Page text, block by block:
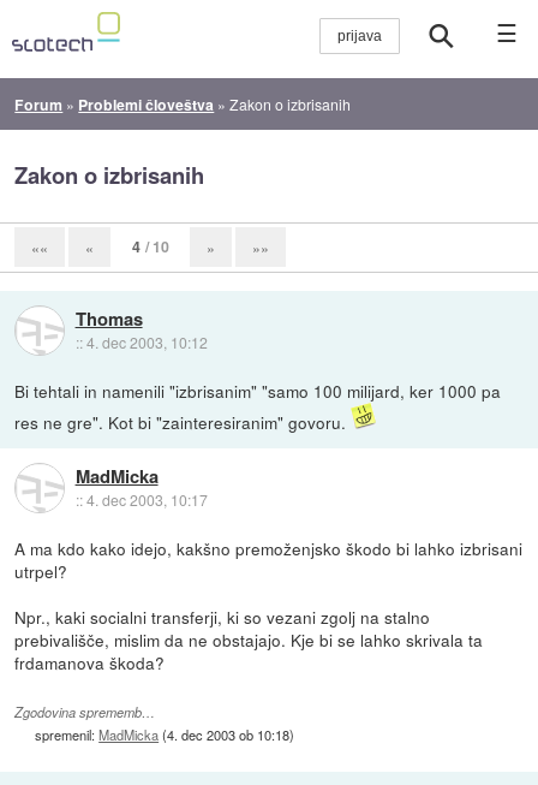
☰
Forum » Problemi človeštva »Zakon o izbrisanih
Zakon o izbrisanih
«« « 4 / 10 » »»
Thomas
::4. dec 2003, 10:12
Bi tehtali in namenili "izbrisanim" "samo 100 milijard, ker 1000 pa
res ne gre". Kot bi "zainteresiranim" govoru.
MadMicka
::4. dec 2003, 10:17
A ma kdo kako idejo, kakšno premoženjsko škodo bi lahko izbrisani
utrpel?
Npr., kaki socialni transferji, ki so vezani zgolj na stalno
prebivališče, mislim da ne obstajajo. Kje bi se lahko skrivala ta
frdamanova škoda?
Zgodovina sprememb…
spremenil:MadMicka(4. dec 2003 ob 10:18)